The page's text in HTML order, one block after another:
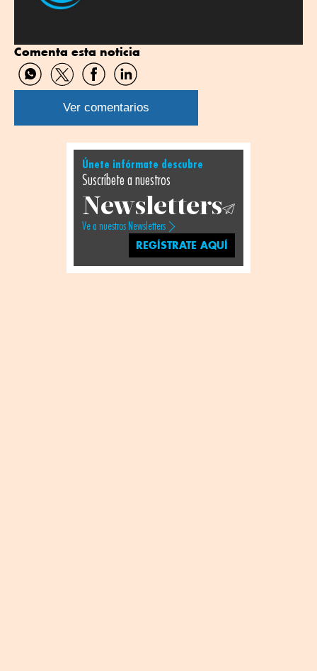
Comenta esta noticia
Compartir
por
WhatsApp
Compartir
por
Twitter
Compartir
por
Facebook
Compartir
por
Linkedin
Ver comentarios
Únete infórmate descubre
Suscríbete a nuestros
Newsletters
Ve a nuestros Newsletters
REGÍSTRATE AQUÍ